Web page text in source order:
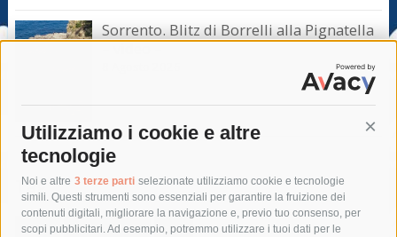
Utilizziamo i cookie e altre
tecnologie
Noi e altre 3 terze parti selezionate utilizziamo cookie e tecnologie
simili. Questi strumenti sono essenziali per garantire la fruizione dei
contenuti digitali, migliorare la navigazione e, previo tuo consenso, per
scopi pubblicitari. Ad esempio, potremmo utilizzare i tuoi dati per le
Sorrento. Blitz di Borrelli alla Pignatella
– video –
Tag
acqua allerta meteo
anas